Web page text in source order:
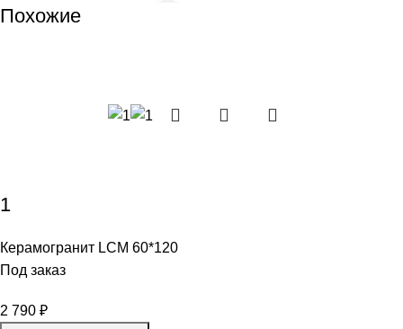
Похожие
1
Керамогранит LCM 60*120
Под заказ
2 790 ₽